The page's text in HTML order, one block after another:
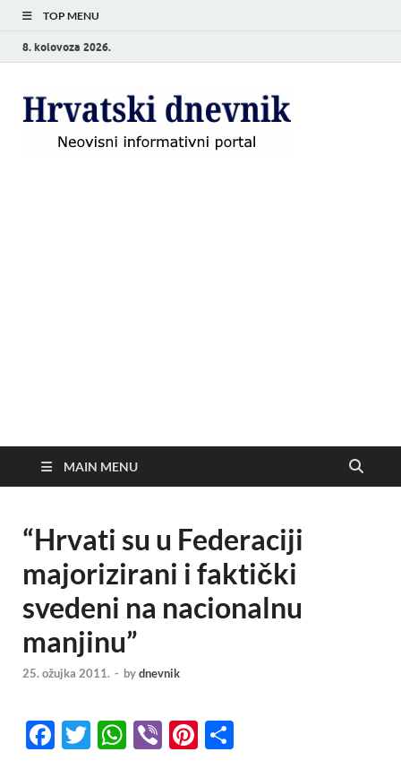
TOP MENU
8. kolovoza 2026.
MAIN MENU
“Hrvati su u Federaciji
majorizirani i faktički
svedeni na nacionalnu
manjinu”
25. ožujka 2011. - bydnevnik
F
T
W Vi Pi